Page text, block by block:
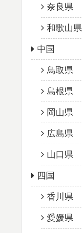
奈良県
和歌山県
中国
鳥取県
島根県
岡山県
広島県
山口県
四国
香川県
愛媛県